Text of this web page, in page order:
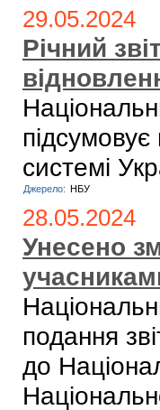
29.05.2024
Річний
системі
Джерело: НБУ
28.05.2024
Унесено
подання
до